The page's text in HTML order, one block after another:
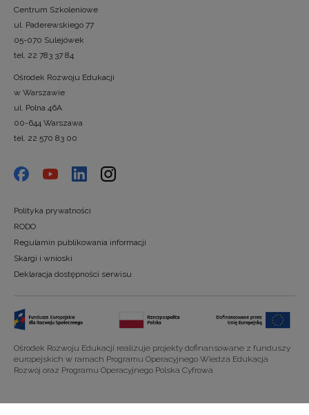
Centrum Szkoleniowe
ul. Paderewskiego 77
05-070 Sulejówek
tel. 22 783 37 84
Ośrodek Rozwoju Edukacji
w Warszawie
ul. Polna 46A
00-644 Warszawa
tel. 22 570 83 00
Polityka prywatności
RODO
Regulamin publikowania informacji
Skargi i wnioski
Deklaracja dostępności serwisu
Ośrodek Rozwoju Edukacji realizuje projekty dofinansowane z funduszy
europejskich w ramach Programu Operacyjnego Wiedza Edukacja
Rozwój oraz Programu Operacyjnego Polska Cyfrowa